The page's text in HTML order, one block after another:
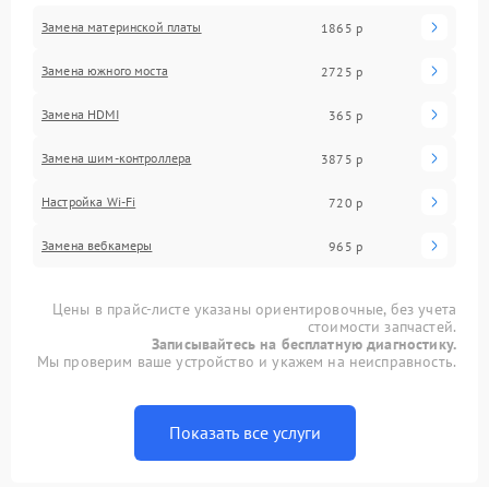
Замена материнской платы 1865 р
Замена южного моста 2725 р
Замена HDMI 365 р
Замена шим-контроллера 3875 р
Настройка Wi-Fi 720 р
Замена вебкамеры 965 р
Цены в прайс-листе указаны ориентировочные, без учета
стоимости запчастей.
Записывайтесь на бесплатную диагностику.
Мы проверим ваше устройство и укажем на неисправность.
Показать все услуги